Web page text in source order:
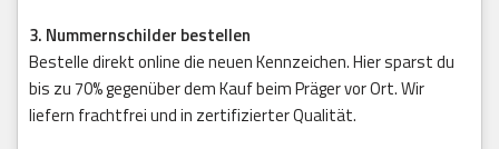
3. Nummernschilder bestellen
Bestelle direkt online die neuen Kennzeichen. Hier sparst du
bis zu 70% gegenüber dem Kauf beim Präger vor Ort. Wir
liefern frachtfrei und in zertifizierter Qualität.